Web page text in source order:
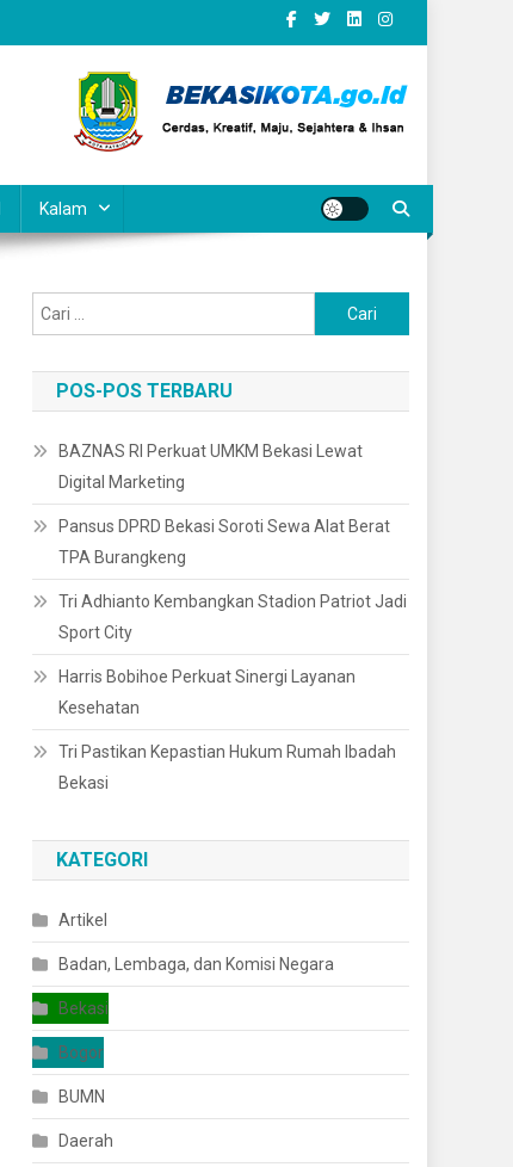
Kalam
untuk:
POS-POS TERBARU
BAZNAS RI Perkuat UMKM Bekasi Lewat
Digital Marketing
Pansus DPRD Bekasi Soroti Sewa Alat Berat
TPA Burangkeng
Tri Adhianto Kembangkan Stadion Patriot Jadi
Sport City
Harris Bobihoe Perkuat Sinergi Layanan
Kesehatan
Tri Pastikan Kepastian Hukum Rumah Ibadah
Bekasi
KATEGORI
Artikel
Badan, Lembaga, dan Komisi Negara
Bekasi
Bogor
BUMN
Daerah